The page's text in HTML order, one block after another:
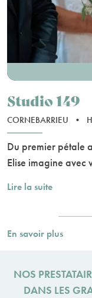
Studio 149
CORNEBARRIEU •
Du premier pétale
Elise imagine avec
Lire la suite
En savoir plus
NOS
DANS LES